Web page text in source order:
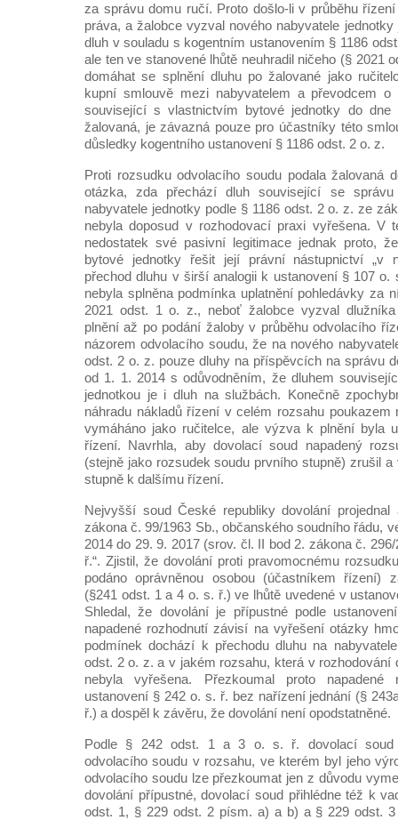
za správu domu ručí. Proto došlo-li v průběhu
práva, a žalobce vyzval nového nabyvatele
dluh v souladu s kogentním ustanovením § 1186
ale ten ve stanovené lhůtě neuhradil ničeho (§ 2021
domáhat se splnění dluhu po žalované jako
kupní smlouvě mezi nabyvatelem a převodcem
související s vlastnictvím bytové jednotky do dne
žalovaná, je závazná pouze pro účastníky této
důsledky kogentního ustanovení § 1186 odst. 2 o. z.
Proti rozsudku odvolacího soudu podala žalovaná
otázka, zda přechází dluh související se
nabyvatele jednotky podle § 1186 odst. 2 o. z. ze
nebyla doposud v rozhodovací praxi vyřešena. V
nedostatek své pasivní legitimace jednak proto,
bytové jednotky řešit její právní nástupnictví „v
přechod dluhu v širší analogii k ustanovení § 107 o.
nebyla splněna podmínka uplatnění pohledávky za
2021 odst. 1 o. z., neboť žalobce vyzval
plnění až po podání žaloby v průběhu odvolacího
názorem odvolacího soudu, že na nového
odst. 2 o. z. pouze dluhy na příspěvcích na správu
od 1. 1. 2014 s odůvodněním, že dluhem
jednotkou je i dluh na službách. Konečně
náhradu nákladů řízení v celém rozsahu
vymáháno jako ručitelce, ale výzva k plnění byla
řízení. Navrhla, aby dovolací soud napadený
(stejně jako rozsudek soudu prvního stupně) zrušil
stupně k dalšímu řízení.
Nejvyšší soud České republiky dovolání
zákona č. 99/1963 Sb., občanského soudního řádu,
2014 do 29. 9. 2017 (srov. čl. II bod 2. zákona č.
ř.“. Zjistil, že dovolání proti pravomocnému
podáno oprávněnou osobou (účastníkem řízení)
(§241 odst. 1 a 4 o. s. ř.) ve lhůtě uvedené v
Shledal, že dovolání je přípustné podle
napadené rozhodnutí závisí na vyřešení otázky
podmínek dochází k přechodu dluhu na
odst. 2 o. z. a v jakém rozsahu, která v rozhodování
nebyla vyřešena. Přezkoumal proto napadené
ustanovení § 242 o. s. ř. bez nařízení jednání (§
ř.) a dospěl k závěru, že dovolání není opodstatněné.
Podle § 242 odst. 1 a 3 o. s. ř. dovolací soud
odvolacího soudu v rozsahu, ve kterém byl jeho
odvolacího soudu lze přezkoumat jen z důvodu
dovolání přípustné, dovolací soud přihlédne též k
odst. 1, § 229 odst. 2 písm. a) a b) a § 229 odst.